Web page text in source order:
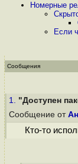
Номерные
Если
Сообщения
1. "Доступен
Сообщение от
Кто-то